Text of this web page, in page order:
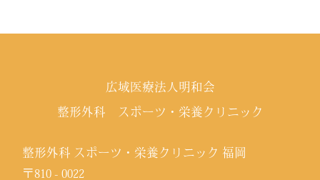
広域医療法人明和会
整形外科 スポーツ・栄養クリニック
整形外科 スポーツ・栄養クリニック 福岡
〒810 - 0022